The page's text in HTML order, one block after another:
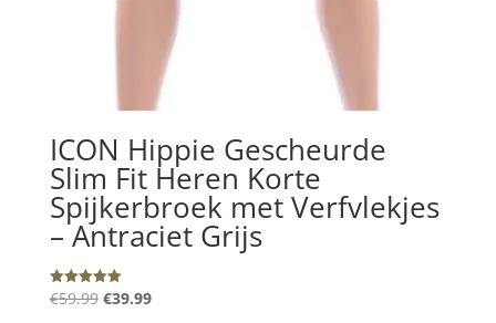
ICON Hippie Gescheurde
Slim Fit Heren Korte
Spijkerbroek met Verfvlekjes
– Antraciet Grijs
Gewaardeerd
5.00
€59.99 Oorspronkelijke
€39.99Huidige